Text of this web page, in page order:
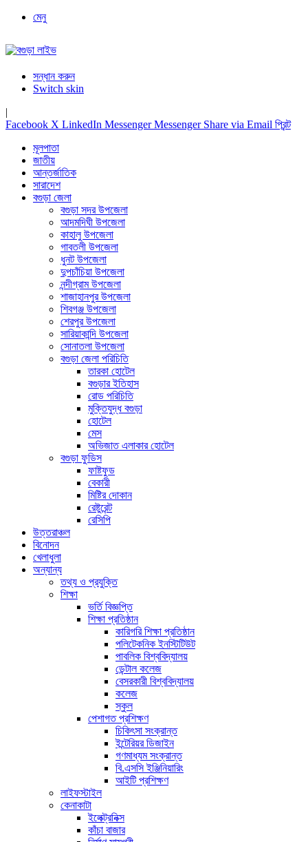
মেনু
সন্ধান করুন
Switch skin
|
Facebook X LinkedIn Messenger Messenger Share via Email প্রিন্ট
মূলপাতা
জাতীয়
আন্তর্জাতিক
সারাদেশ
বগুড়া জেলা
বগুড়া সদর উপজেলা
আদমদিঘী উপজেলা
কাহালু উপজেলা
গাবতলী উপজেলা
ধুনট উপজেলা
দুপচাঁচিয়া উপজেলা
নন্দীগ্রাম উপজেলা
শাজাহানপুর উপজেলা
শিবগঞ্জ উপজেলা
শেরপুর উপজেলা
সারিয়াকান্দি উপজেলা
সোনাতলা উপজেলা
বগুড়া জেলা পরিচিতি
তারকা হোটেল
বগুড়ার ইতিহাস
রোড পরিচিতি
মুক্তিযুদ্ধ বগুড়া
হোটেল
মেস
অভিজাত এলাকার হোটেল
বগুড়া ফুডিস
ফাষ্টফুড
বেকারী
মিষ্টির দোকান
রেষ্টুরেন্ট
রেসিপি
উত্তরাঞ্চল
বিনোদন
খেলাধুলা
অন্যান্য
তথ্য ও প্রযুক্তি
শিক্ষা
ভর্তি বিজ্ঞপ্তি
শিক্ষা প্রতিষ্ঠান
কারিগরি শিক্ষা প্রতিষ্ঠান
পলিটেকনিক ইনস্টিটিউট
পাবলিক বিশ্ববিদ্যালয়
ডেন্টাল কলেজ
বেসরকারী বিশ্ববিদ্যালয়
কলেজ
স্কুল
পেশাগত প্রশিক্ষণ
চিকিৎসা সংক্রান্ত
ইন্টেরিয়র ডিজাইন
গণমাধ্যম সংক্রান্ত
বি.এসসি ইঞ্জিনিয়ারিং
আইটি প্রশিক্ষণ
লাইফস্টাইল
কেনাকাটা
ইলেক্ট্রনিক্স
কাঁচা বাজার